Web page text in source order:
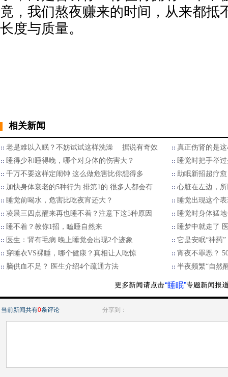
竟，我们熬夜赚来的时间，从来都抵
长度与质量。
相关新闻
老是难以入眠？不妨试试这样洗澡 据说有奇效
真正伤肾的是
睡得少和睡得晚，哪个对身体的伤害大？
睡觉时把手举
千万不要这样定闹钟 这么做危害比你想得多
助眠新招超疗
加快身体衰老的5种行为 排第1的 很多人都会有
心脏在左边，
睡觉前喝水，危害比吃夜宵还大？
睡觉出现这个
凌晨三四点醒来再也睡不着？注意下这5种原因
睡觉时身体猛
睡不着？教你1招，瞌睡自然来
睡梦中就走了
医生：肾有毛病 晚上睡觉会出现2个迹象
它是安眠“神药
穿睡衣VS裸睡，哪个健康？真相让人吃惊
宵夜不罪恶？
脑供血不足？ 医生介绍4个疏通方法
半夜频繁“自然
“睡眠”
当前新闻共有0条评论 分享到：